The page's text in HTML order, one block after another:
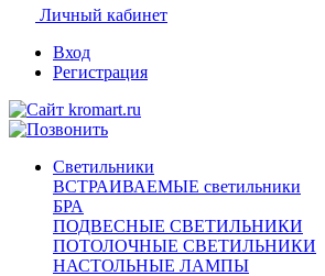
Личный кабинет
Вход
Регистрация
Светильники
ВСТРАИВАЕМЫЕ светильники
БРА
ПОДВЕСНЫЕ СВЕТИЛЬНИКИ
ПОТОЛОЧНЫЕ СВЕТИЛЬНИКИ
НАСТОЛЬНЫЕ ЛАМПЫ